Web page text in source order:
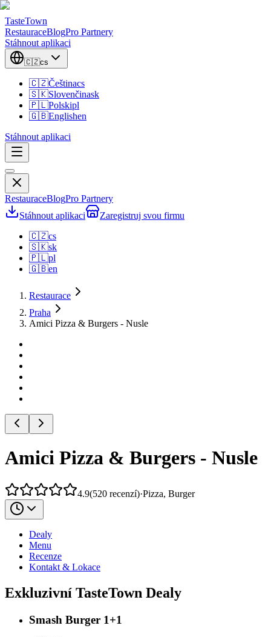
TasteTown
RestauraceBlogPro Partnery
Stáhnout aplikaci
🇨🇿cs
🇨🇿Češtinacs
🇸🇰Slovenčinask
🇵🇱Polskipl
🇬🇧Englishen
Stáhnout aplikaci
RestauraceBlogPro Partnery
Stáhnout aplikaci
Zaregistruj svou firmu
🇨🇿cs
🇸🇰sk
🇵🇱pl
🇬🇧en
Restaurace
Praha
Amici Pizza & Burgers - Nusle
Amici Pizza & Burgers - Nusle
4.9(520 recenzí)·Pizza, Burger
Dealy
Menu
Recenze
Kontakt & Lokace
Exkluzivní TasteTown Dealy
Smash Burger 1+1